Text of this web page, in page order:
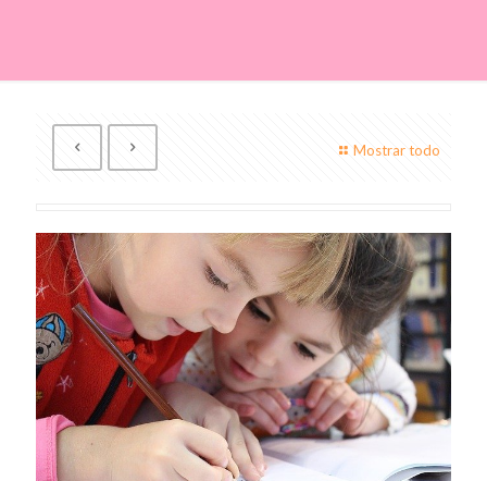
Mostrar todo